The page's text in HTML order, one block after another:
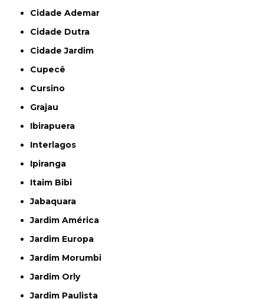
Cidade Ademar
Cidade Dutra
Cidade Jardim
Cupecê
Cursino
Grajau
Ibirapuera
Interlagos
Ipiranga
Itaim Bibi
Jabaquara
Jardim América
Jardim Europa
Jardim Morumbi
Jardim Orly
Jardim Paulista